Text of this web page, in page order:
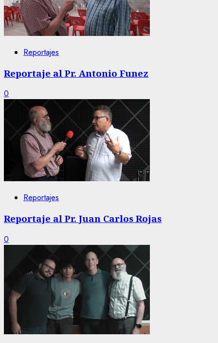
Reportajes
Reportaje al Pr. Antonio Funez
0
Reportajes
Reportaje al Pr. Juan Carlos Rojas
0